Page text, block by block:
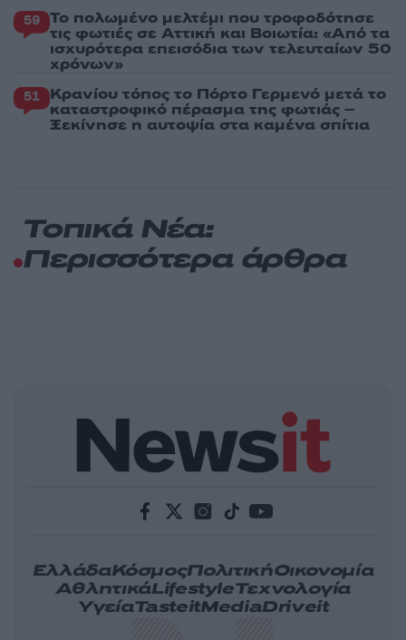
59 Το πολωμένο μελτέμι που τροφοδότησε
τις φωτιές σε Αττική και Βοιωτία: «Από τα
ισχυρότερα επεισόδια των τελευταίων 50
χρόνων»
51 Κρανίου τόπος το Πόρτο Γερμενό μετά το
καταστροφικό πέρασμα της φωτιάς –
Ξεκίνησε η αυτοψία στα καμένα σπίτια
Τοπικά Νέα:
Περισσότερα άρθρα
ΕλλάδαΚόσμοςΠολιτικήΟικονομία
ΑθλητικάLifestyleΤεχνολογία
ΥγείαTasteitMediaDriveit